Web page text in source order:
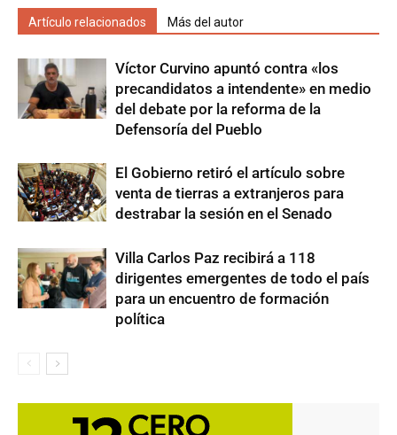
Artículo relacionados Más del autor
Víctor Curvino apuntó contra «los
precandidatos a intendente» en medio
del debate por la reforma de la
Defensoría del Pueblo
El Gobierno retiró el artículo sobre
venta de tierras a extranjeros para
destrabar la sesión en el Senado
Villa Carlos Paz recibirá a 118
dirigentes emergentes de todo el país
para un encuentro de formación
política